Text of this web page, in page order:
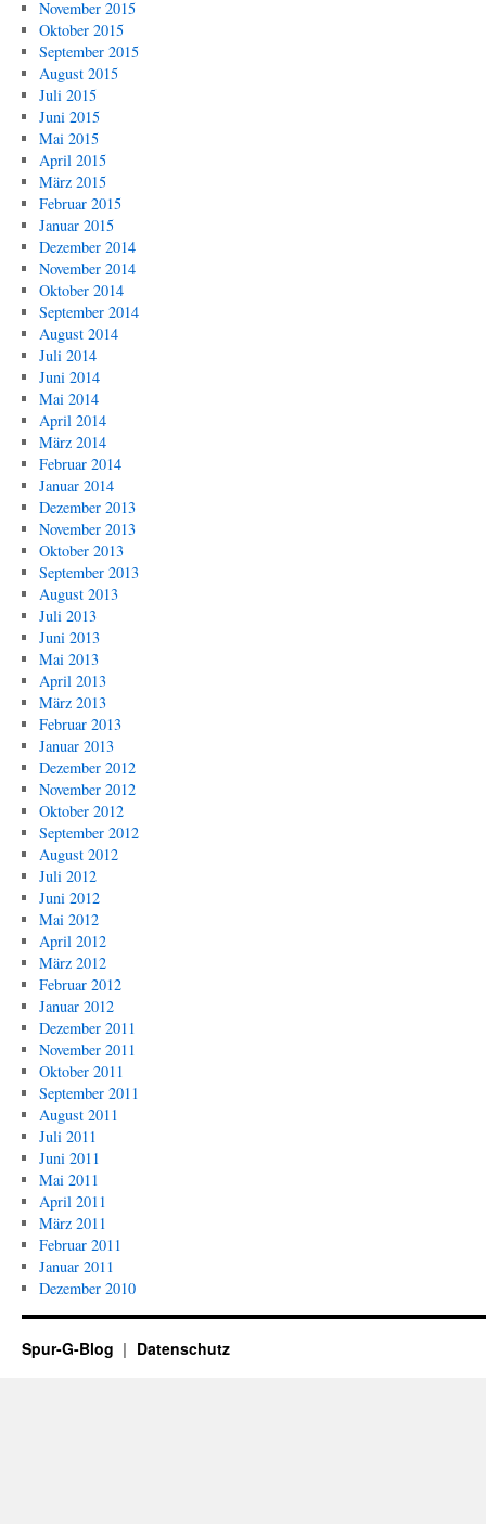
November 2015
Oktober 2015
September 2015
August 2015
Juli 2015
Juni 2015
Mai 2015
April 2015
März 2015
Februar 2015
Januar 2015
Dezember 2014
November 2014
Oktober 2014
September 2014
August 2014
Juli 2014
Juni 2014
Mai 2014
April 2014
März 2014
Februar 2014
Januar 2014
Dezember 2013
November 2013
Oktober 2013
September 2013
August 2013
Juli 2013
Juni 2013
Mai 2013
April 2013
März 2013
Februar 2013
Januar 2013
Dezember 2012
November 2012
Oktober 2012
September 2012
August 2012
Juli 2012
Juni 2012
Mai 2012
April 2012
März 2012
Februar 2012
Januar 2012
Dezember 2011
November 2011
Oktober 2011
September 2011
August 2011
Juli 2011
Juni 2011
Mai 2011
April 2011
März 2011
Februar 2011
Januar 2011
Dezember 2010
Spur-G-Blog Datenschutz